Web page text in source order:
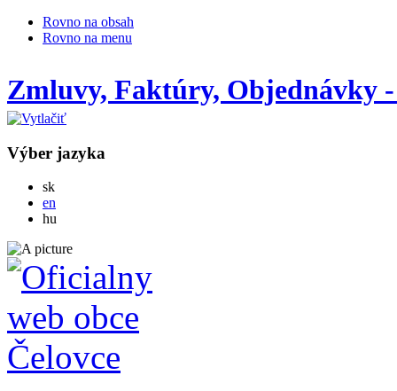
Rovno na obsah
Rovno na menu
Zmluvy, Faktúry, Objednávky
Výber jazyka
skSlovensky
en
hu